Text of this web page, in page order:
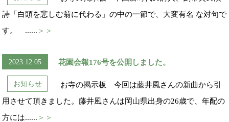
詩「白頭を悲しむ翁に代わる」の中の一節で、大変有名 な対句で
す。 ...... ＞＞
2023.12.05 花園会報176号を公開しました。
お知らせ
お寺の掲示板 今回は藤井風さんの新曲から引
用させて頂きました。藤井風さんは岡山県出身の26歳で、年配の
方には...... ＞＞